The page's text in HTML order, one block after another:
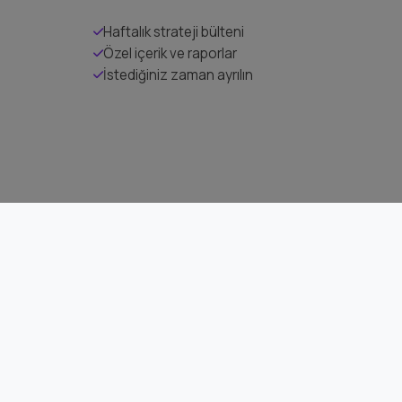
Haftalık strateji bülteni
Özel içerik ve raporlar
İstediğiniz zaman ayrılın